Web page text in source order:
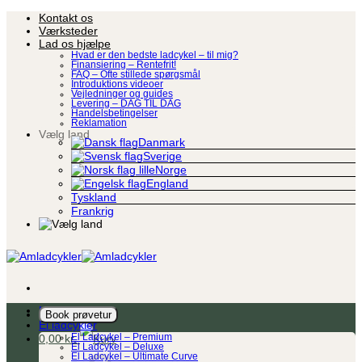
Fortsæt
indhold
Kontakt os
Værksteder
Lad os hjælpe
Hvad er den bedste ladcykel – til mig?
Finansiering – Rentefrit!
FAQ – Ofte stillede spørgsmål
Introduktions videoer
Vejledninger og guides
Levering – DAG TIL DAG
Handelsbetingelser
Reklamation
Vælg land
Danmark
Sverige
Norge
England
Tyskland
Frankrig
Book prøvetur
0,00kr.
Ladcykel
El ladcykler
El Ladcykel – Premium
El Ladcykel – Deluxe
El Ladcykel – Ultimate Curve